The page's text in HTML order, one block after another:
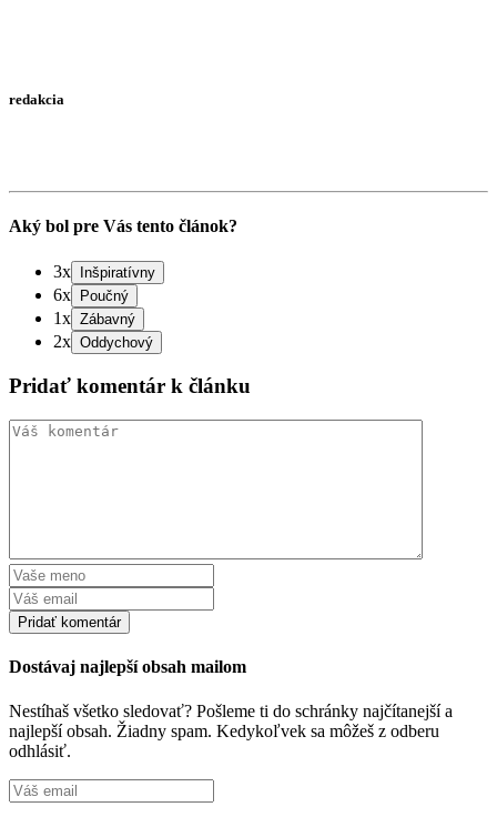
redakcia
Aký bol pre Vás tento článok?
3x
6x
1x
2x
Pridať komentár k článku
Dostávaj najlepší obsah mailom
Nestíhaš všetko sledovať? Pošleme ti do schránky najčítanejší a
najlepší obsah. Žiadny spam. Kedykoľvek sa môžeš z odberu
odhlásiť.